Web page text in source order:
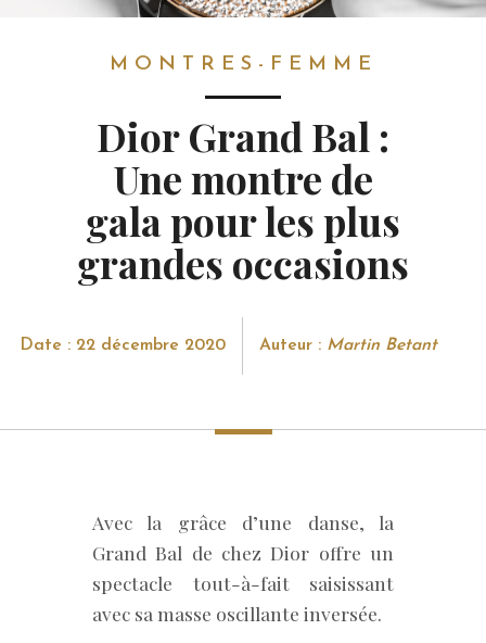
MONTRES-FEMME
Dior Grand Bal :
Une montre de
gala pour les plus
grandes occasions
Date : 22 décembre 2020 Auteur : Martin Betant
Avec la grâce d’une danse, la
Grand Bal de chez Dior offre un
spectacle tout-à-fait saisissant
avec sa masse oscillante inversée.